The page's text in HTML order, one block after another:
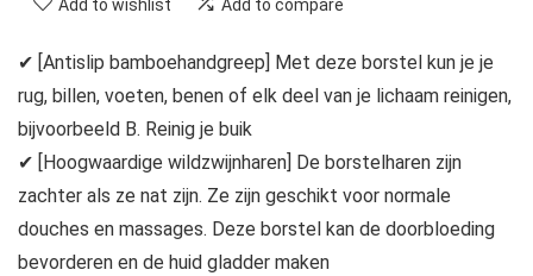
Add to wishlist Add to compare
✔ [Antislip bamboehandgreep] Met deze borstel kun je je
rug, billen, voeten, benen of elk deel van je lichaam reinigen,
bijvoorbeeld B. Reinig je buik
✔ [Hoogwaardige wildzwijnharen] De borstelharen zijn
zachter als ze nat zijn. Ze zijn geschikt voor normale
douches en massages. Deze borstel kan de doorbloeding
bevorderen en de huid gladder maken